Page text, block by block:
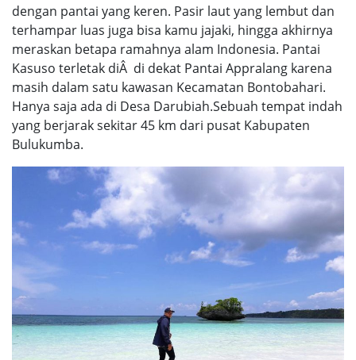
dengan pantai yang keren. Pasir laut yang lembut dan
terhampar luas juga bisa kamu jajaki, hingga akhirnya
meraskan betapa ramahnya alam Indonesia. Pantai
Kasuso terletak diÂ di dekat Pantai Appralang karena
masih dalam satu kawasan Kecamatan Bontobahari.
Hanya saja ada di Desa Darubiah.Sebuah tempat indah
yang berjarak sekitar 45 km dari pusat Kabupaten
Bulukumba.